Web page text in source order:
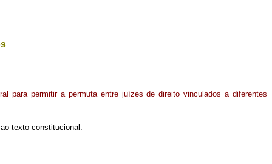
para permitir a permuta entre juízes de direito vinculados a diferentes
texto constitucional: